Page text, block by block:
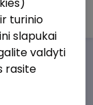
turinio
slapukai
valdyti
rasite